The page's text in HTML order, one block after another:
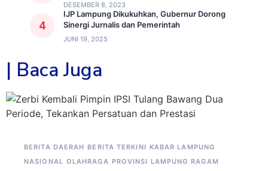
DESEMBER 8, 2023
IJP Lampung Dikukuhkan, Gubernur Dorong
Sinergi Jurnalis dan Pemerintah
JUNI 19, 2025
| Baca Juga
BERITA DAERAH BERITA TERKINI KABAR LAMPUNG
NASIONAL OLAHRAGA PROVINSI LAMPUNG RAGAM